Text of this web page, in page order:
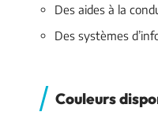
Des aides à la
Des systèmes
Couleurs